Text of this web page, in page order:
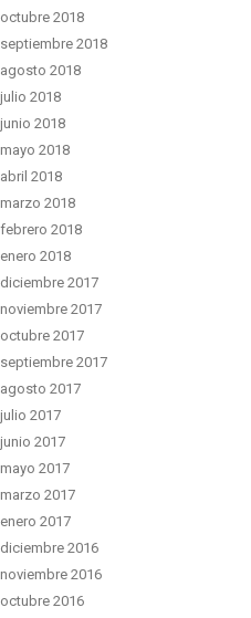
octubre 2018
septiembre 2018
agosto 2018
julio 2018
junio 2018
mayo 2018
abril 2018
marzo 2018
febrero 2018
enero 2018
diciembre 2017
noviembre 2017
octubre 2017
septiembre 2017
agosto 2017
julio 2017
junio 2017
mayo 2017
marzo 2017
enero 2017
diciembre 2016
noviembre 2016
octubre 2016